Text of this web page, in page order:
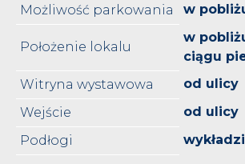
Możliwość parkowania
w
Położenie lokalu
w
ciągu
Witryna wystawowa
od ulicy
Wejście
od ulicy
Podłogi